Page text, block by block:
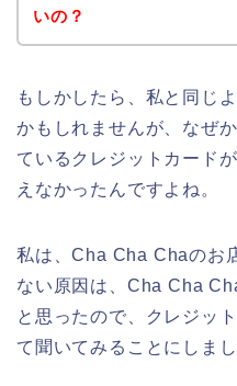
いの？
もしかしたら、私と同じ
かもしれませんが、なぜ
ているクレジットカード
えなかったんですよね。
私は、Cha Cha Chaのお
ない原因は、Cha Cha
と思ったので、クレジッ
て聞いてみることにしまし